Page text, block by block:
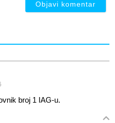
broj 1 IAG-u.